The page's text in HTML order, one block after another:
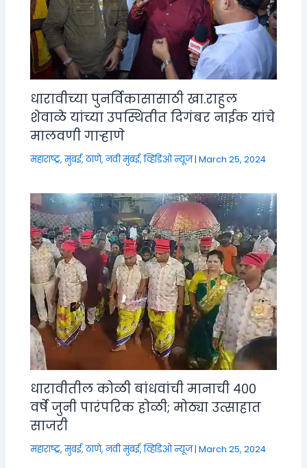
धारावीच्या पुनर्विकासासाठी खा.राहुल
शेवाळे यांच्या उपस्थितीत दिगंबर नाईक यांचे
मालवणी गाऱ्हाणे
महाराष्ट्र,मुंबई, ठाणे, नवी मुंबई,व्हिडिओ न्यूज|March 25, 2024
धारावीतील कोळी बांधवांची मानाची ४००
वर्षे जुनी पारंपरिक होळी; मोठ्या उत्साहात
साजरी
महाराष्ट्र,मुंबई, ठाणे, नवी मुंबई,व्हिडिओ न्यूज|March 25, 2024